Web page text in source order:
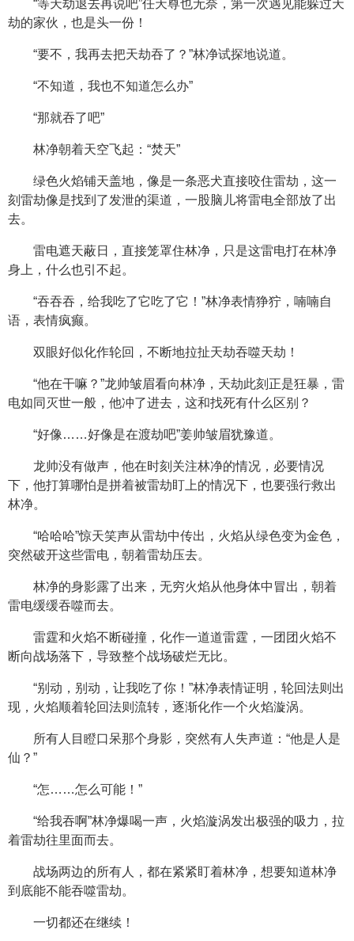
“等天劫退去再说吧”任天尊也无奈，第一次遇见能躲过天
劫的家伙，也是头一份！
“要不，我再去把天劫吞了？”林净试探地说道。
“不知道，我也不知道怎么办”
“那就吞了吧”
林净朝着天空飞起：“焚天”
绿色火焰铺天盖地，像是一条恶犬直接咬住雷劫，这一
刻雷劫像是找到了发泄的渠道，一股脑儿将雷电全部放了出
去。
雷电遮天蔽日，直接笼罩住林净，只是这雷电打在林净
身上，什么也引不起。
“吞吞吞，给我吃了它吃了它！”林净表情狰狞，喃喃自
语，表情疯癫。
双眼好似化作轮回，不断地拉扯天劫吞噬天劫！
“他在干嘛？”龙帅皱眉看向林净，天劫此刻正是狂暴，雷
电如同灭世一般，他冲了进去，这和找死有什么区别？
“好像……好像是在渡劫吧”姜帅皱眉犹豫道。
龙帅没有做声，他在时刻关注林净的情况，必要情况
下，他打算哪怕是拼着被雷劫盯上的情况下，也要强行救出
林净。
“哈哈哈”惊天笑声从雷劫中传出，火焰从绿色变为金色，
突然破开这些雷电，朝着雷劫压去。
林净的身影露了出来，无穷火焰从他身体中冒出，朝着
雷电缓缓吞噬而去。
雷霆和火焰不断碰撞，化作一道道雷霆，一团团火焰不
断向战场落下，导致整个战场破烂无比。
“别动，别动，让我吃了你！”林净表情证明，轮回法则出
现，火焰顺着轮回法则流转，逐渐化作一个火焰漩涡。
所有人目瞪口呆那个身影，突然有人失声道：“他是人是
仙？”
“怎……怎么可能！”
“给我吞啊”林净爆喝一声，火焰漩涡发出极强的吸力，拉
着雷劫往里面而去。
战场两边的所有人，都在紧紧盯着林净，想要知道林净
到底能不能吞噬雷劫。
一切都还在继续！